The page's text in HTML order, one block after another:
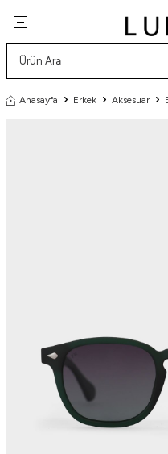
Anasayfa Erkek Aksesuar